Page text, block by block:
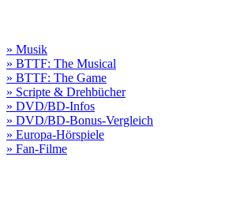
» Musik
» BTTF: The Musical
» BTTF: The Game
» Scripte & Drehbücher
» DVD/BD-Infos
» DVD/BD-Bonus-Vergleich
» Europa-Hörspiele
» Fan-Filme